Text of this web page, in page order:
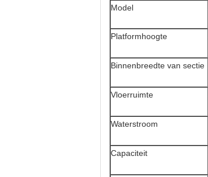
Model
Platformhoogte
Binnenbreedte van sectie
Vloerruimte
Waterstroom
Capaciteit